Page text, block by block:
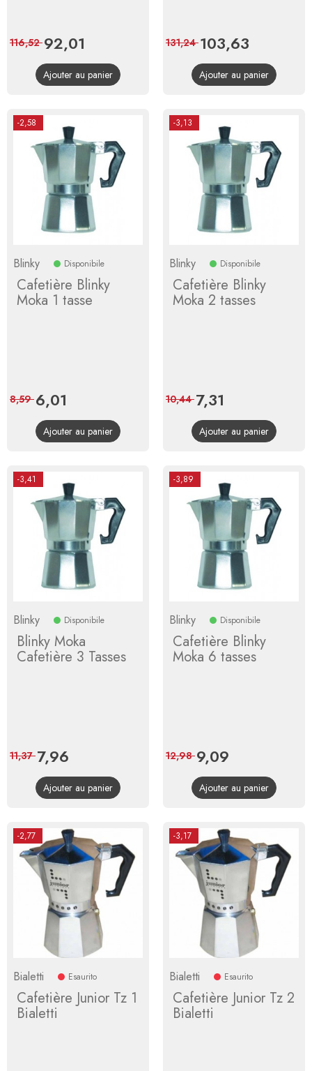
Prix
92,01
de
base
116,52
Ajouter au panier
Prix
103,63
de
base
131,24
Ajouter au panier
-2,58
Blinky Disponibile
Cafetière Blinky
Moka 1 tasse
Prix
6,01
de
base
8,59
Ajouter au panier
-3,13
Blinky Disponibile
Cafetière Blinky
Moka 2 tasses
Prix
7,31
de
base
10,44
Ajouter au panier
-3,41
Blinky Disponibile
Blinky Moka
Cafetière 3 Tasses
Prix
7,96
de
base
11,37
Ajouter au panier
-3,89
Blinky Disponibile
Cafetière Blinky
Moka 6 tasses
Prix
9,09
de
base
12,98
Ajouter au panier
-2,77
Bialetti Esaurito
Cafetière Junior Tz 1
Bialetti
-3,17
Bialetti Esaurito
Cafetière Junior Tz 2
Bialetti